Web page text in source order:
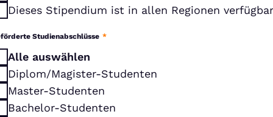
Dieses Stipendium ist in allen Regionen
Studienabschlüsse *
Alle auswählen
Diplom/Magister-Studenten
Master-Studenten
Bachelor-Studenten